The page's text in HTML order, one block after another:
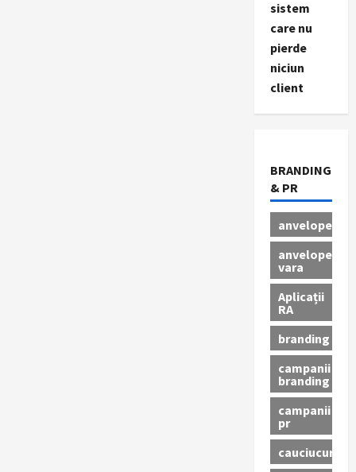
sistem
care nu
pierde
niciun
client
BRANDING
& PR
anvelope
anvelope
vara
Aplicații
RA
branding
campanii
branding
campanii
pr
cauciucuri